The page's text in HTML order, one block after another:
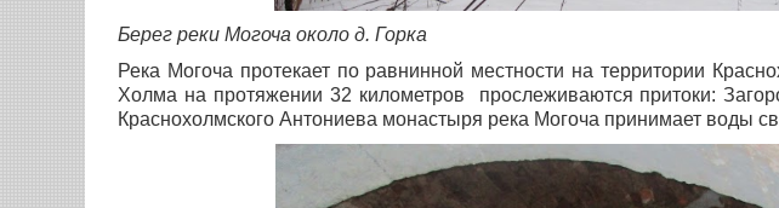
Берег реки Могоча около д. Горка
Река Могоча протекает по равнинной местности на территории
Холма на протяжении 32 километров прослеживаются притоки:
Краснохолмского Антониева монастыря река Могоча принимает воды